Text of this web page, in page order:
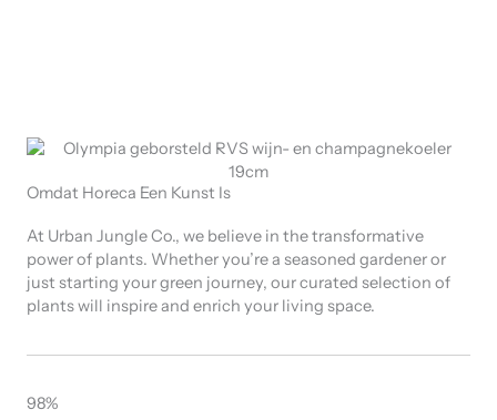
Omdat Horeca Een Kunst Is
At Urban Jungle Co., we believe in the transformative
power of plants. Whether you’re a seasoned gardener or
just starting your green journey, our curated selection of
plants will inspire and enrich your living space.
98%